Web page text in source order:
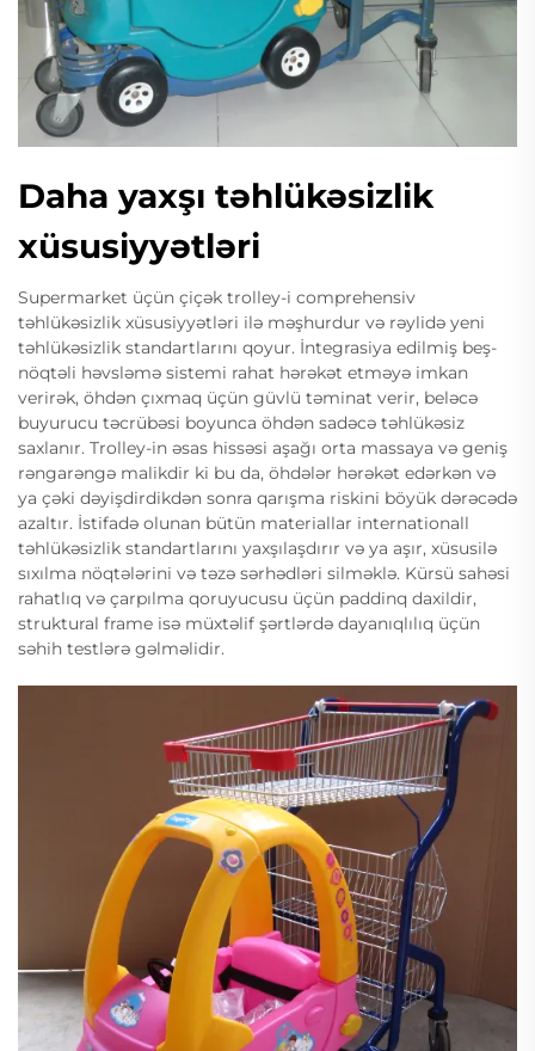
Daha yaxşı təhlükəsizlik
xüsusiyyətləri
Supermarket üçün çiçək trolley-i comprehensiv
təhlükəsizlik xüsusiyyətləri ilə məşhurdur və rəylidə yeni
təhlükəsizlik standartlarını qoyur. İntegrasiya edilmiş beş-
nöqtəli həvsləmə sistemi rahat hərəkət etməyə imkan
verirək, öhdən çıxmaq üçün güvlü təminat verir, beləcə
buyurucu təcrübəsi boyunca öhdən sadəcə təhlükəsiz
saxlanır. Trolley-in əsas hissəsi aşağı orta massaya və geniş
rəngarəngə malikdir ki bu da, öhdələr hərəkət edərkən və
ya çəki dəyişdirdikdən sonra qarışma riskini böyük dərəcədə
azaltır. İstifadə olunan bütün materiallar internationall
təhlükəsizlik standartlarını yaxşılaşdırır və ya aşır, xüsusilə
sıxılma nöqtələrini və təzə sərhədləri silməklə. Kürsü sahəsi
rahatlıq və çarpılma qoruyucusu üçün paddinq daxildir,
struktural frame isə müxtəlif şərtlərdə dayanıqlılıq üçün
səhih testlərə gəlməlidir.